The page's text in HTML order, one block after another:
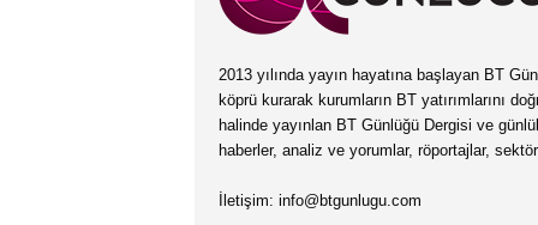
2013 yılında yayın hayatına başlayan BT
köprü kurarak kurumların BT yatırımlarını
halinde yayınlan BT Günlüğü Dergisi ve
haberler, analiz ve yorumlar, röportajlar,
İletişim: info@btgunlugu.com